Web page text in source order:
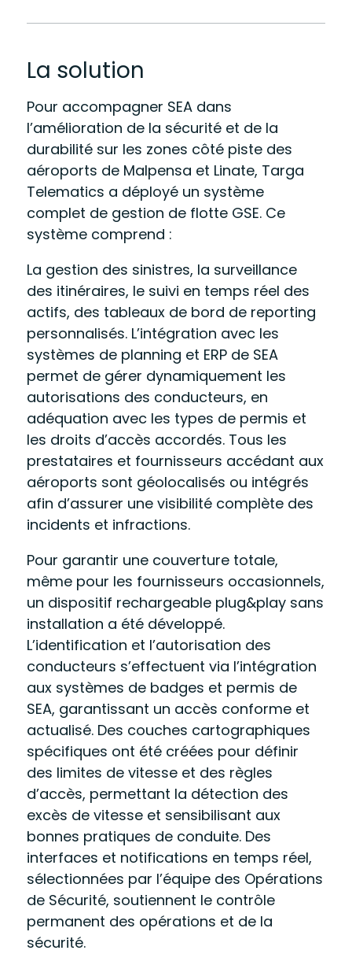
La solution
Pour accompagner SEA dans
l’amélioration de la sécurité et de la
durabilité sur les zones côté piste des
aéroports de Malpensa et Linate, Targa
Telematics a déployé un système
complet de gestion de flotte GSE. Ce
système comprend :
La gestion des sinistres, la surveillance
des itinéraires, le suivi en temps réel des
actifs, des tableaux de bord de reporting
personnalisés. L’intégration avec les
systèmes de planning et ERP de SEA
permet de gérer dynamiquement les
autorisations des conducteurs, en
adéquation avec les types de permis et
les droits d’accès accordés. Tous les
prestataires et fournisseurs accédant aux
aéroports sont géolocalisés ou intégrés
afin d’assurer une visibilité complète des
incidents et infractions.
Pour garantir une couverture totale,
même pour les fournisseurs occasionnels,
un dispositif rechargeable plug&play sans
installation a été développé.
L’identification et l’autorisation des
conducteurs s’effectuent via l’intégration
aux systèmes de badges et permis de
SEA, garantissant un accès conforme et
actualisé. Des couches cartographiques
spécifiques ont été créées pour définir
des limites de vitesse et des règles
d’accès, permettant la détection des
excès de vitesse et sensibilisant aux
bonnes pratiques de conduite. Des
interfaces et notifications en temps réel,
sélectionnées par l’équipe des Opérations
de Sécurité, soutiennent le contrôle
permanent des opérations et de la
sécurité.